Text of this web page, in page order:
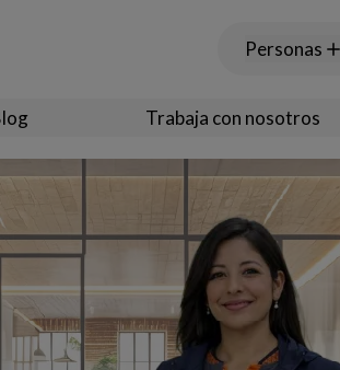
Personas
Trabaja con nosotros